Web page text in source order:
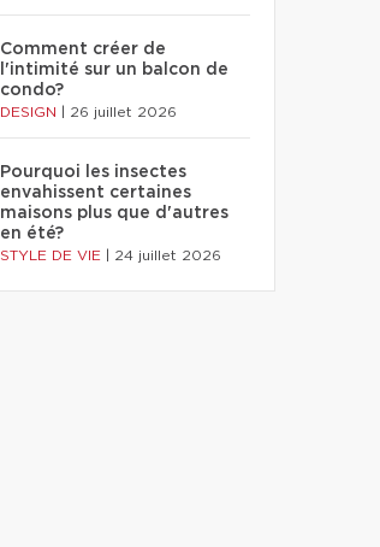
Comment créer de
l'intimité sur un balcon de
condo?
DESIGN 26 juillet 2026
Pourquoi les insectes
envahissent certaines
maisons plus que d'autres
en été?
STYLE DE VIE 24 juillet 2026